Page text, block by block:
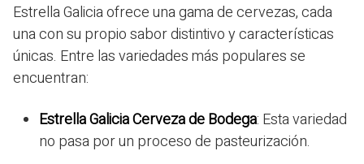
Estrella Galicia ofrece una gama de cervezas, cada
una con su propio sabor distintivo y características
únicas. Entre las variedades más populares se
encuentran:
Estrella Galicia Cerveza de Bodega: Esta variedad
no pasa por un proceso de pasteurización.